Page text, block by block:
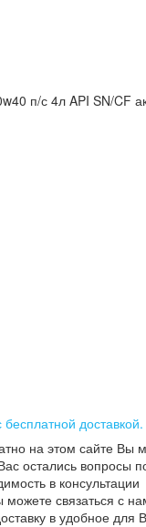
п/с 4л API SN/CF
доставкой.
на этом сайте Вы
остались вопросы
в консультации
можете связаться с
в удобное для